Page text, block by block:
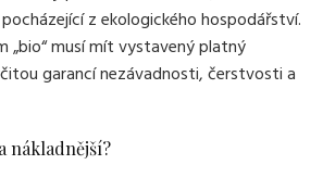
z ekologického hospodářství.
„bio“ musí mít vystavený platný
garancí nezávadnosti, čerstvosti a
nákladnější?